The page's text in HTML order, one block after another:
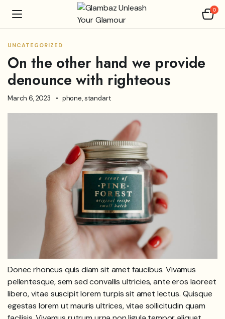
0
UNCATEGORIZED
On the other hand we provide
denounce with righteous
March 6, 2023 phone,standart
Donec rhoncus quis diam sit amet faucibus. Vivamus
pellentesque, sem sed convallis ultricies, ante eros laoreet
libero, vitae suscipit lorem turpis sit amet lectus. Quisque
egestas lorem ut mauris ultrices, vitae sollicitudin quam